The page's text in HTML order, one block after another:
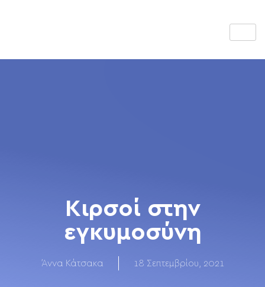
Κιρσοί στην
εγκυμοσύνη
Άννα Κάτσακα 18 Σεπτεμβρίου, 2021